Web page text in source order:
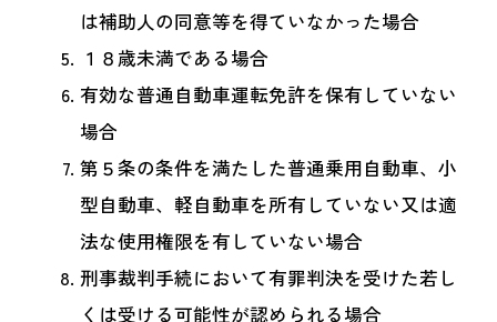
は補助人の同意等を得ていなかった場合
１８歳未満である場合
有効な普通自動車運転免許を保有していない
場合
第５条の条件を満たした普通乗用自動車、小
型自動車、軽自動車を所有していない又は適
法な使用権限を有していない場合
刑事裁判手続において有罪判決を受けた若し
くは受ける可能性が認められる場合